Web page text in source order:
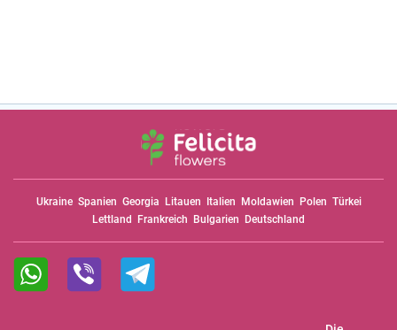
Ukraine Spanien Georgia Litauen Italien Moldawien Polen Türkei
Lettland Frankreich Bulgarien Deutschland